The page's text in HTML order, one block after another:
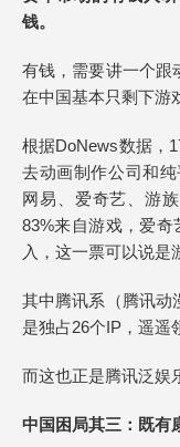
钱。
有钱，需要讲一个跟
在中国基本只剩下游
根据DoNews数据，
去动画制作公司和纯
网易、爱奇艺、游
83%来自游戏，爱奇
入，这一票可以说是
其中腾讯系（腾讯动
是独占26个IP，遥遥
而这也正是腾讯泛娱
中国困局其三：既有